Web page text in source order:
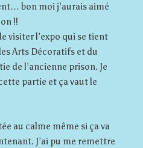
bon moi j’aurais aimé
!!
visiter l’expo qui se tient
Arts Décoratifs et du
de l’ancienne prison. Je
partie et ça vaut le
au calme même si ça va
J’ai pu me remettre